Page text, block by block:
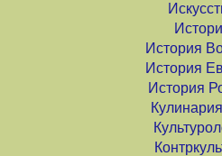
История
История
История